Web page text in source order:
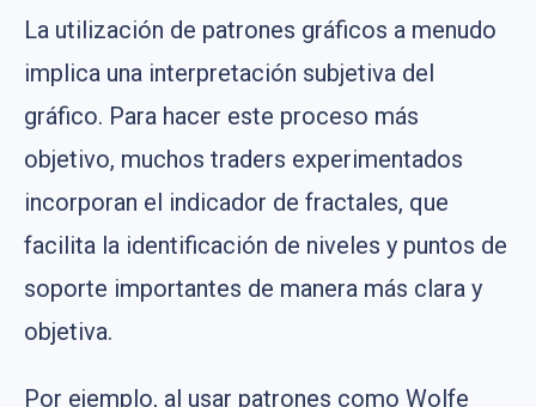
La utilización de patrones gráficos a menudo
implica una interpretación subjetiva del
gráfico. Para hacer este proceso más
objetivo, muchos traders experimentados
incorporan el indicador de fractales, que
facilita la identificación de niveles y puntos de
soporte importantes de manera más clara y
objetiva.
Por ejemplo, al usar patrones como Wolfe